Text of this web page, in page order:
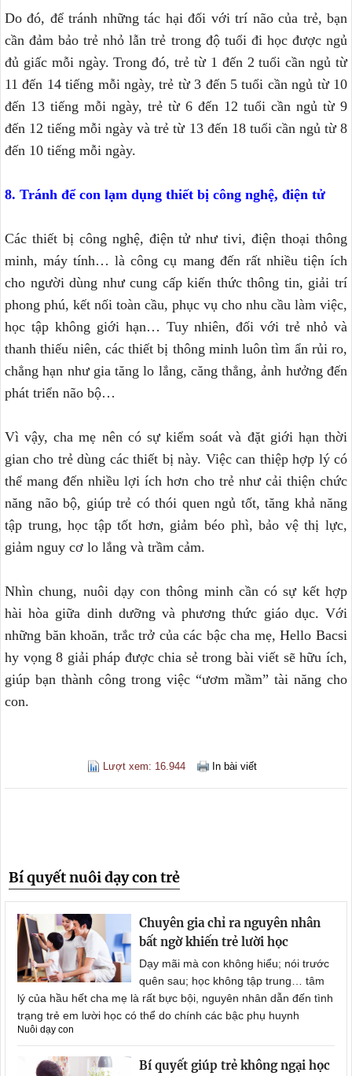
Do đó, để tránh những tác hại đối với trí não của trẻ, bạn
cần đảm bảo trẻ nhỏ lẫn trẻ trong độ tuổi đi học được ngủ
đủ giấc mỗi ngày. Trong đó, trẻ từ 1 đến 2 tuổi cần ngủ từ
11 đến 14 tiếng mỗi ngày, trẻ từ 3 đến 5 tuổi cần ngủ từ 10
đến 13 tiếng mỗi ngày, trẻ từ 6 đến 12 tuổi cần ngủ từ 9
đến 12 tiếng mỗi ngày và trẻ từ 13 đến 18 tuổi cần ngủ từ 8
đến 10 tiếng mỗi ngày.
8. Tránh để con lạm dụng thiết bị công nghệ, điện tử
Các thiết bị công nghệ, điện tử như tivi, điện thoại thông
minh, máy tính… là công cụ mang đến rất nhiều tiện ích
cho người dùng như cung cấp kiến thức thông tin, giải trí
phong phú, kết nối toàn cầu, phục vụ cho nhu cầu làm việc,
học tập không giới hạn… Tuy nhiên, đối với trẻ nhỏ và
thanh thiếu niên, các thiết bị thông minh luôn tìm ẩn rủi ro,
chẳng hạn như gia tăng lo lắng, căng thẳng, ảnh hưởng đến
phát triển não bộ…
Vì vậy, cha mẹ nên có sự kiểm soát và đặt giới hạn thời
gian cho trẻ dùng các thiết bị này. Việc can thiệp hợp lý có
thể mang đến nhiều lợi ích hơn cho trẻ như cải thiện chức
năng não bộ, giúp trẻ có thói quen ngủ tốt, tăng khả năng
tập trung, học tập tốt hơn, giảm béo phì, bảo vệ thị lực,
giảm nguy cơ lo lắng và trầm cảm.
Nhìn chung, nuôi dạy con thông minh cần có sự kết hợp
hài hòa giữa dinh dưỡng và phương thức giáo dục. Với
những băn khoăn, trắc trở của các bậc cha mẹ, Hello Bacsi
hy vọng 8 giải pháp được chia sẻ trong bài viết sẽ hữu ích,
giúp bạn thành công trong việc “ươm mầm” tài năng cho
con.
Lượt xem: 16.944 In bài viết
Bí quyết nuôi dạy con trẻ
Chuyên gia chỉ ra nguyên nhân
bất ngờ khiến trẻ lười học
Dạy mãi mà con không hiểu; nói trước
quên sau; học không tập trung… tâm
lý của hầu hết cha mẹ là rất bực bội, nguyên nhân dẫn đến tình
trạng trẻ em lười học có thể do chính các bậc phụ huynh
Nuôi dạy con
Bí quyết giúp trẻ không ngại học